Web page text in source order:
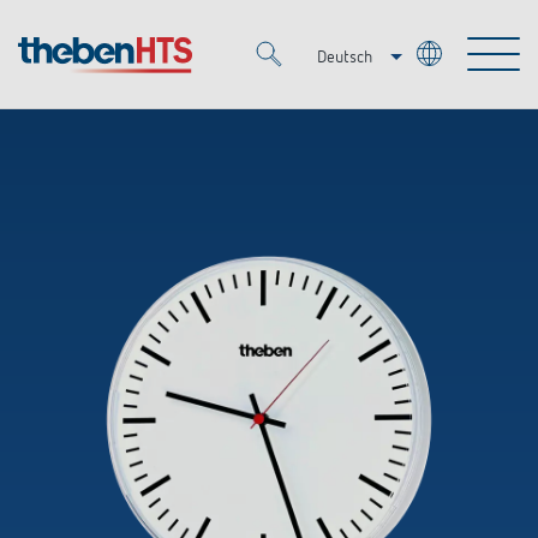
Deutsch
Italiano
Smart Home
DALI
Präsenzmelder & Bewegungsmelder
LED-Leuchten
OEM-Lösungen
Ansprechpartner OEM
Referenzen
Zeit- und Lichtsteuerung
DALI-2 Lichtsteuerung
Mediathek
Unternehmen